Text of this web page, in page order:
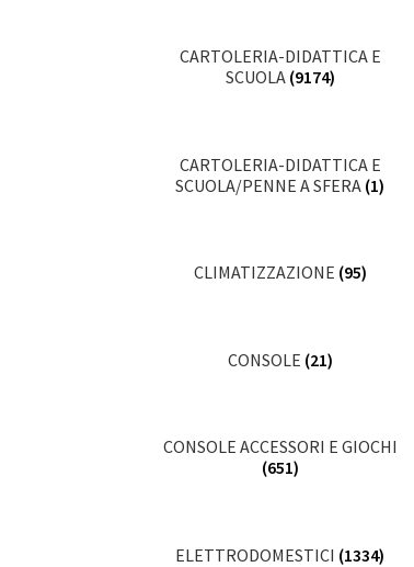
CARTOLERIA-DIDATTICA E
SCUOLA (9174)
CARTOLERIA-DIDATTICA E
SCUOLA/PENNE A SFERA (1)
CLIMATIZZAZIONE (95)
CONSOLE (21)
CONSOLE ACCESSORI E GIOCHI
(651)
ELETTRODOMESTICI (1334)